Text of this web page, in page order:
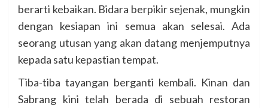
berarti kebaikan. Bidara berpikir sejenak, mungkin
dengan kesiapan ini semua akan selesai. Ada
seorang utusan yang akan datang menjemputnya
kepada satu kepastian tempat.
Tiba-tiba tayangan berganti kembali. Kinan dan
Sabrang kini telah berada di sebuah restoran